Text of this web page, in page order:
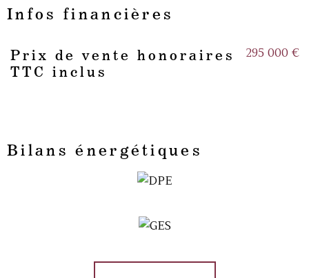
Infos financières
Caractéristiques Valeurs
Prix de vente honoraires
TTC inclus
295 000 €
Bilans énergétiques